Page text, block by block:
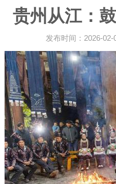
贵州从江：
发布时间：2026-02-